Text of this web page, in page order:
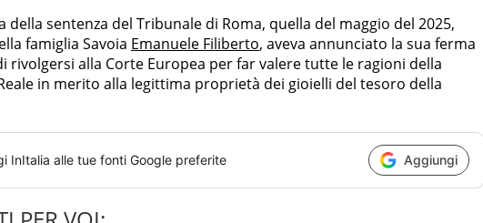
della sentenza del Tribunale di Roma, quella del maggio del 2025,
famiglia Savoia Emanuele Filiberto, aveva annunciato la sua ferma
rivolgersi alla Corte Europea per far valere tutte le ragioni della
in merito alla legittima proprietà dei gioielli del tesoro della
InItalia alle tue fonti Google preferite Aggiungi